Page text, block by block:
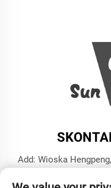
Add: Wioska